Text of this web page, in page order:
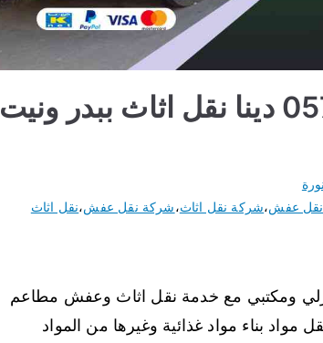
دينا نقل عفش ببدر 0570092966 دينا نقل اثاث ببدر ونيت
نقل عفش،شركة نقل اثاث،شركة نقل عفش،نقل اثاث
ومكتبي مع خدمة نقل اثاث وعفش مطاعم
بناء مواد غذائية وغيرها من المواد